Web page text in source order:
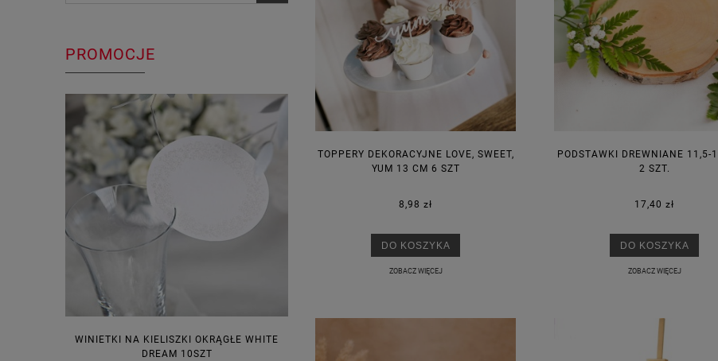
PROMOCJE
WINIETKI NA KIELISZKI OKRĄGŁE WHITE
DREAM 10SZT
PUDEŁECZKA PODZIĘKOWANIE ZŁOTA
TOPPERY DEKORACYJNE LOVE, SWEET,
YUM 13 CM 6 SZT
8,98 zł
DO KOSZYKA
ZOBACZ WIĘCEJ
PODSTAWKI DREWNIANE 11,5-
2 SZT.
17,40 zł
DO KOSZYKA
ZOBACZ WIĘCEJ